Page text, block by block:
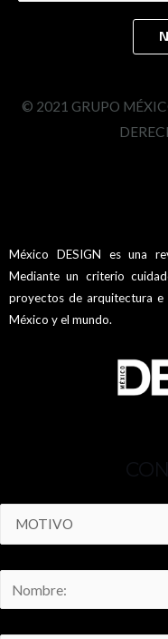
© 2021 GRUPO
México DESIGN es una
Mediante un criterio
proyectos de arquitectura e
México y el mundo.